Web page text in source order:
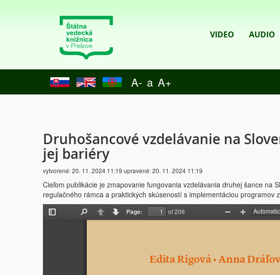
VIDEO AUDIO
A- a A+
Druhošancové vzdelávanie na
jej bariéry
vytvorené:20. 11. 2024 11:19 upravené:20. 11. 2024 11:19
Cieľom publikácie je zmapovanie fungovania vzdelávania druhej šance na
regulačného rámca a praktických skúseností s implementáciou
Toggle
Find Previous
Next
Page: of 206
ZoomZoom
Edita Rigová • Anna